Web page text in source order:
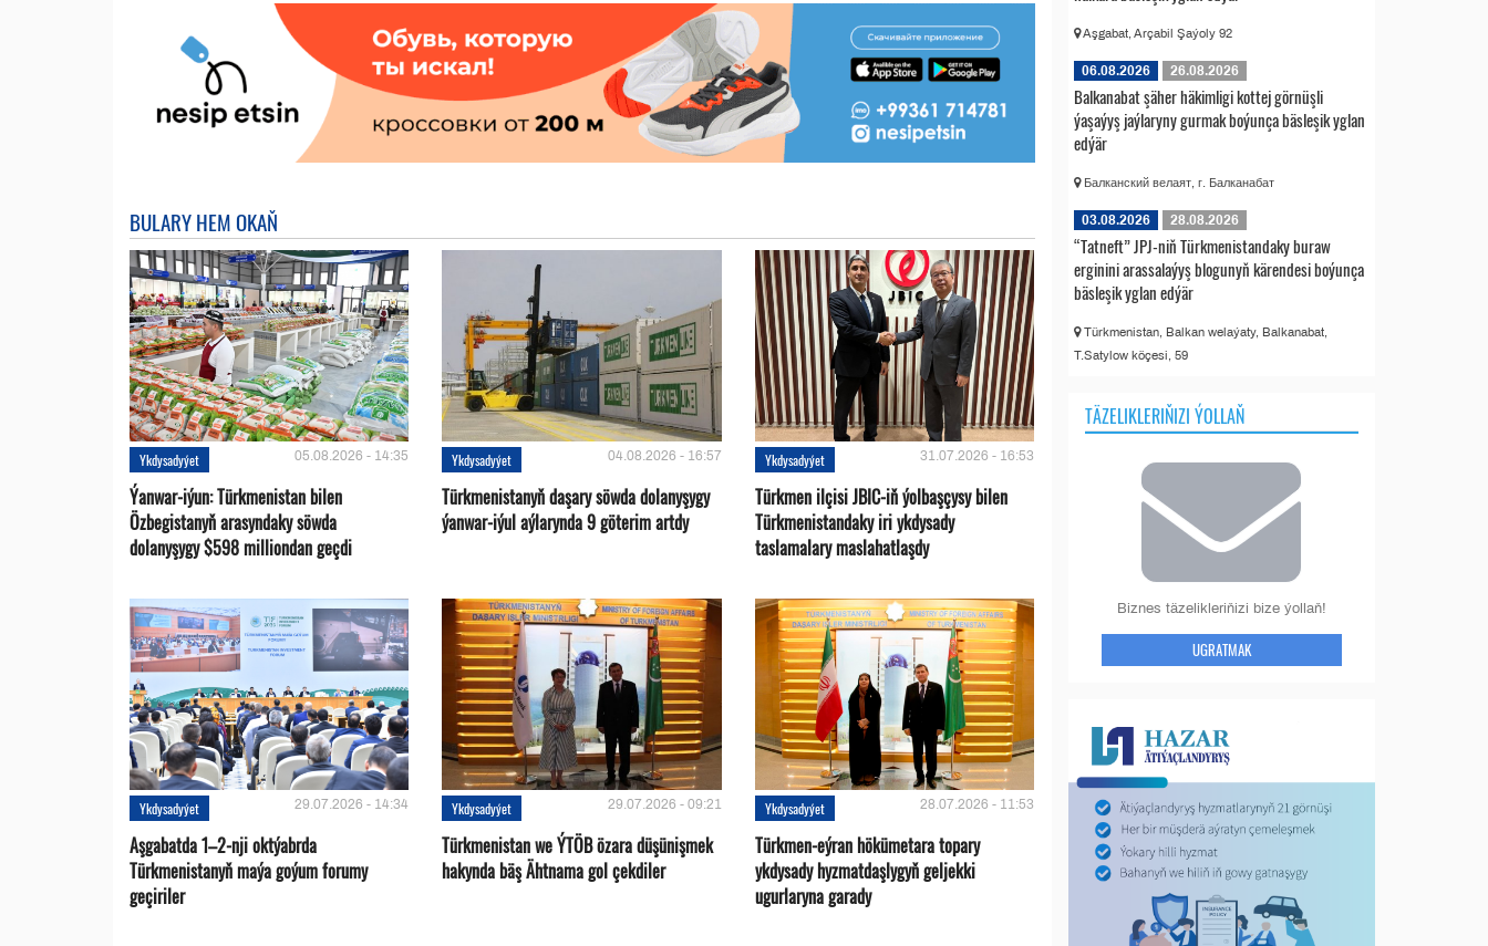
BULARY HEM OKAŇ
Ykdysadyýet 05.08.2026 - 14:35
Ýanwar-iýun: Türkmenistan bilen
Özbegistanyň arasyndaky söwda
dolanyşygy $598 milliondan geçdi
Ykdysadyýet 04.08.2026 - 16:57
Türkmenistanyň daşary söwda dolanyşygy
ýanwar-iýul aýlarynda 9 göterim artdy
Ykdysadyýet 31.07.2026 - 16:53
Türkmen ilçisi JBIC-iň ýolbaşçysy bilen
Türkmenistandaky iri ykdysady
taslamalary maslahatlaşdy
Ykdysadyýet 29.07.2026 - 14:34
Aşgabatda 1–2-nji oktýabrda
Türkmenistanyň maýa goýum forumy
geçiriler
Ykdysadyýet 29.07.2026 - 09:21
Türkmenistan we ÝTÖB özara düşünişmek
hakynda bäş Ähtnama gol çekdiler
Ykdysadyýet 28.07.2026 - 11:53
Türkmen-eýran hökümetara topary
ykdysady hyzmatdaşlygyň geljekki
ugurlaryna garady
Aşgabat, Arçabil Şaýoly 92
06.08.2026 26.08.2026
Balkanabat şäher häkimligi kottej görnüşli
ýaşaýyş jaýlaryny gurmak boýunça bäsleşik yglan
edýär
Балканский велаят, г. Балканабат
03.08.2026 28.08.2026
“Tatneft” JPJ-niň Türkmenistandaky buraw
erginini arassalaýyş blogunyň kärendesi boýunça
bäsleşik yglan edýär
Türkmenistan, Balkan welaýaty, Balkanabat,
T.Satylow köçesi, 59
TÄZELIKLERIŇIZI ÝOLLAŇ
Biznes täzelikleriňizi bize ýollaň!
UGRATMAK